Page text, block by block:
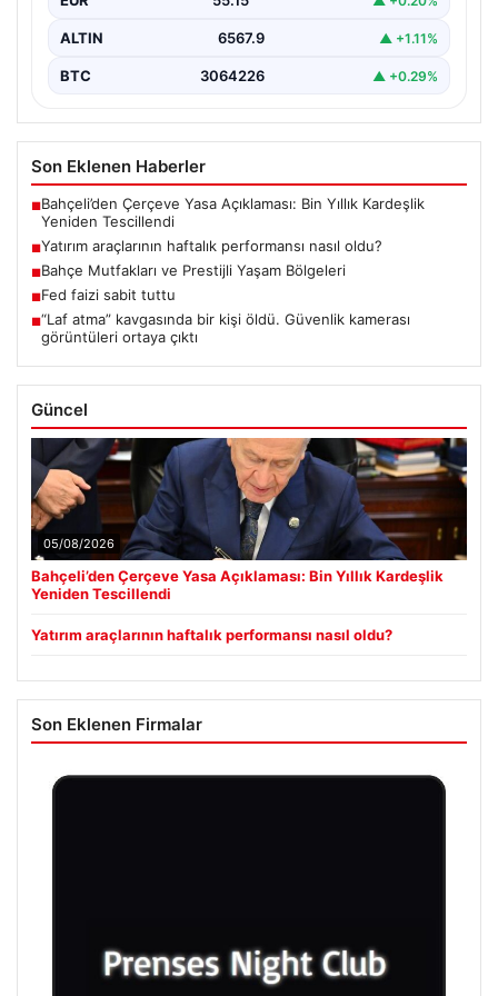
ALTIN 6567.9 ▲ +1.11%
BTC 3064226 ▲ +0.29%
Son Eklenen Haberler
■Bahçeli’den Çerçeve Yasa Açıklaması: Bin Yıllık Kardeşlik
Yeniden Tescillendi
■Yatırım araçlarının haftalık performansı nasıl oldu?
■Bahçe Mutfakları ve Prestijli Yaşam Bölgeleri
■Fed faizi sabit tuttu
■“Laf atma” kavgasında bir kişi öldü. Güvenlik kamerası
görüntüleri ortaya çıktı
Güncel
05/08/2026
Bahçeli’den Çerçeve Yasa Açıklaması: Bin Yıllık Kardeşlik
Yeniden Tescillendi
Yatırım araçlarının haftalık performansı nasıl oldu?
Son Eklenen Firmalar